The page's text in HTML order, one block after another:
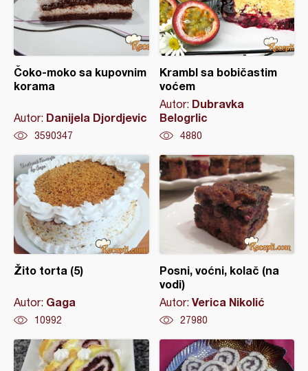
Čoko-moko sa kupovnim
korama
Autor: Danijela Djordjevic
3590347
Krambl sa bobičastim
voćem
Autor: Dubravka
Belogrlic
4880
Žito torta (5)
Autor: Gaga
10992
Posni, voćni, kolač (na
vodi)
Autor: Verica Nikolić
27980